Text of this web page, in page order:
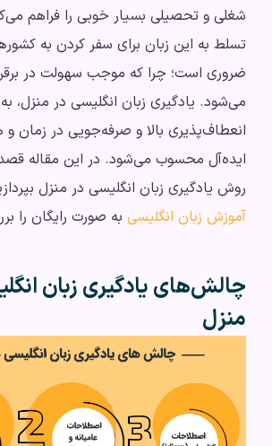
شغلی و تحصیلی بسیار خوبی را فراهم
تسلط به این زبان برای سفر کردن به
ضروری است؛ چرا که موجب سهولت در
می‌شود. یادگیری زبان انگلیسی در منزل،
انعطاف‌پذیری بالا و صرفه‌جویی در زمان و
ایده‌آل محسوب می‌شود. در این مقاله قصد
روش‌ یادگیری زبان انگلیسی در منزل
آموزش زبان انگلیسی به صورت رایگان را
چالش‌های یادگیری زبان
منزل